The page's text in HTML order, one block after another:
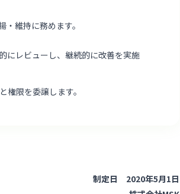
維持に務めます。
にレビューし、継続的に改善を実施
限を委譲します。
制定日 2020年5月1日